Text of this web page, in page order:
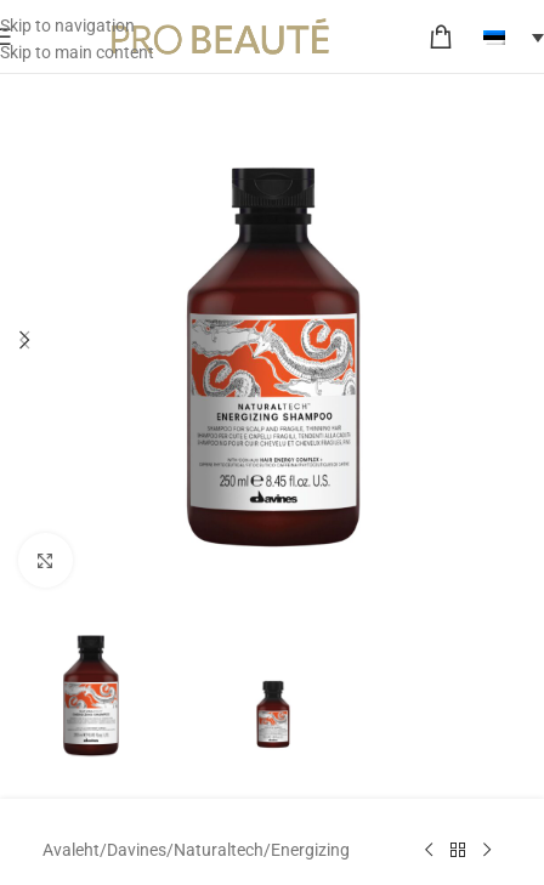
Skip to navigation
Skip to main content
Avaleht/Davines/Naturaltech/Energizing